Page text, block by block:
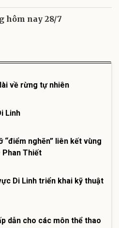
hôm nay 28/7
về rừng tự nhiên
Linh
“điểm nghẽn” liên kết vùng
Phan Thiết
Di Linh triển khai kỹ thuật
dẫn cho các môn thể thao